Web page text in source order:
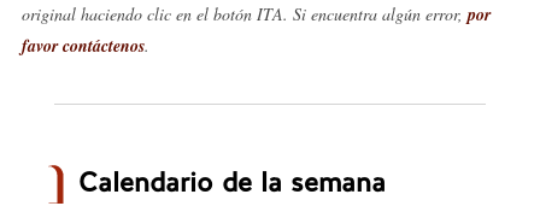
original haciendo clic en el botón ITA. Si encuentra algún error, por
favor contáctenos.
Calendario de la semana